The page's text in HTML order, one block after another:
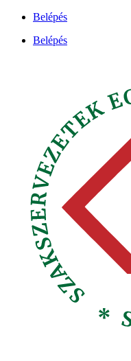
Ugrás
tartalomhoz
Belépés
Belépés